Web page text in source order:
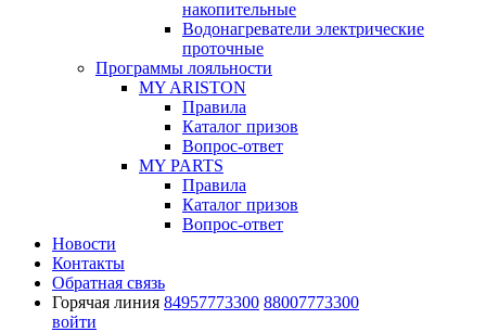
накопительные
Водонагреватели электрические
проточные
Программы лояльности
MY ARISTON
Правила
Каталог призов
Вопрос-ответ
MY PARTS
Правила
Каталог призов
Вопрос-ответ
Новости
Контакты
Обратная связь
Горячая линия 84957773300 88007773300
войти